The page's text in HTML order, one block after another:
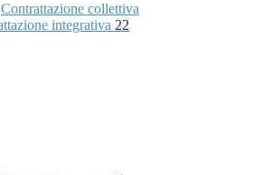
Contrattazione collettiva
integrativa 22